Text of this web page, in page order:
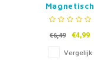
Magnetisch
Tekenbordje
€6,49 €4,99
Vergelijk